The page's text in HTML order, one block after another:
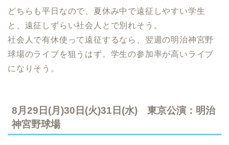
どちらも平日なので、夏休み中で遠征しやすい学生
と、遠征しずらい社会人とで別れそう。
社会人で有休使って遠征するなら、翌週の明治神宮野
球場のライブを狙うはず。学生の参加率が高いライブ
になりそう。
8月29日(月)30日(火)31日(水) 東京公演：明治
神宮野球場